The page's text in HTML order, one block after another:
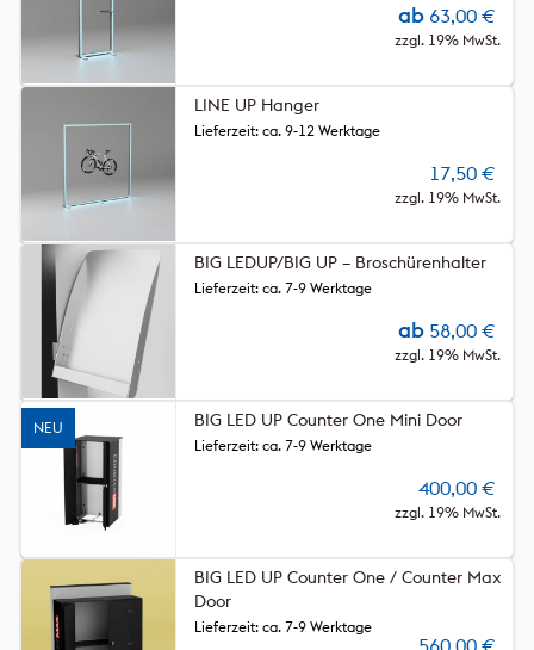
ab 63,00 €
zzgl. 19% MwSt.
LINE UP Hanger
17,50 €
zzgl. 19% MwSt.
Lieferzeit: ca. 9-12 Werktage
BIG LEDUP/BIG UP – Broschürenhalter
ab 58,00 €
zzgl. 19% MwSt.
Lieferzeit: ca. 7-9 Werktage
NEU BIG LED UP Counter One Mini Door
400,00 €
zzgl. 19% MwSt.
Lieferzeit: ca. 7-9 Werktage
BIG LED UP Counter One / Counter Max
Door
560,00 €
Lieferzeit: ca. 7-9 Werktage